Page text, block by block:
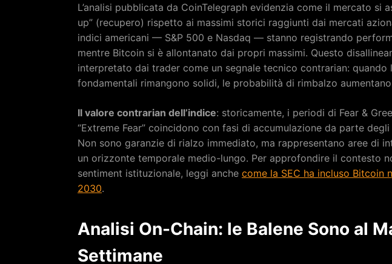
L’analisi pubblicata da CoinTelegraph evidenzia come il mercato si
up” (recupero) rispetto ai massimi storici raggiunti dai mercati
indici americani — S&P 500 e Nasdaq — stanno registrando
mentre Bitcoin si è allontanato dai propri massimi. Questo
interpretato dai trader come un segnale tecnico contrarian: quando
fondamentali rimangono solidi, le probabilità di rimbalzo
Il valore contrarian dell’indice: storicamente, i periodi di Fear &
“Extreme Fear” coincidono con fasi di accumulazione da parte
Non sono garanzie di rialzo immediato, ma rappresentano aree di
un orizzonte temporale medio-lungo. Per approfondire il contesto
sentiment istituzionale, leggi anche come la SEC ha incluso Bitcoin
2030.
Analisi On-Chain: le Balene Sono al
Settimane